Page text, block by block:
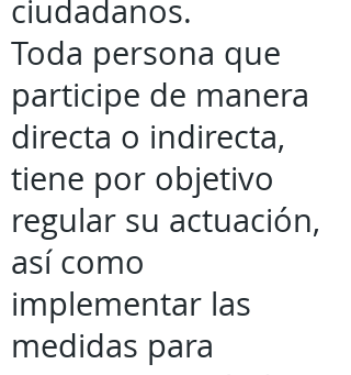
ciudadanos.
Toda persona que
participe de manera
directa o indirecta,
tiene por objetivo
regular su actuación,
así como
implementar las
medidas para